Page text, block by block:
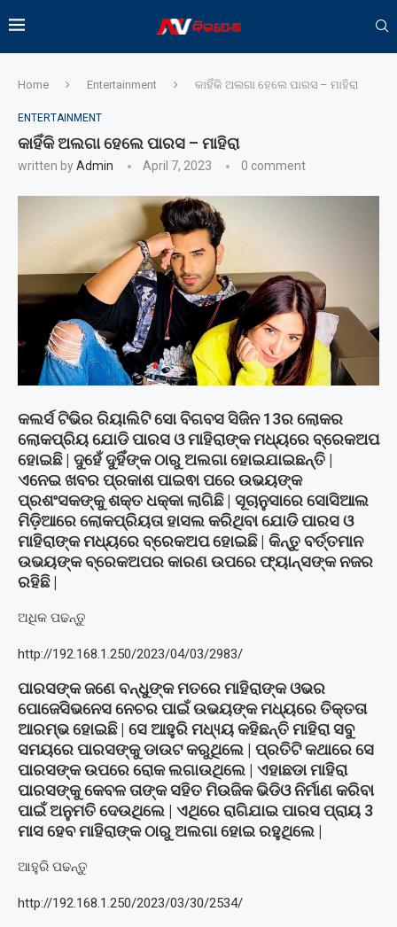
Home Entertainment କାହିଁକି ଅଲଗା ହେଲେ ପାରସ – ମାହିରା
ENTERTAINMENT
କାହିଁକି ଅଲଗା ହେଲେ ପାରସ – ମାହିରା
written byAdmin April 7, 2023 0 comment
କଲର୍ସ ଟିଭିର ରିୟାଲିଟି ସୋ ବିଗବସ ସିଜିନ 13ର ଲୋକର
ଲୋକପ୍ରିୟ ଯୋଡି ପାରସ ଓ ମାହିରାଙ୍କ ମଧ୍ୟରେ ବ୍ରେକଅପ
ହୋଇଛି | ଦୁହେଁ ଦୁହିଁଙ୍କ ଠାରୁ ଅଲଗା ହୋଇଯାଇଛନ୍ତି |
ଏନେଇ ଖବର ପ୍ରକାଶ ପାଇଵା ପରେ ଉଭୟଙ୍କ
ପ୍ରଶଂସକଙ୍କୁ ଶକ୍ତ ଧକ୍କା ଲାଗିଛି | ସୂଚାନୁସାରେ ସୋସିଆଲ
ମିଡ଼ିଆରେ ଲୋକପ୍ରିୟତା ହାସଲ କରିଥିବା ଯୋଡି ପାରସ ଓ
ମାହିରାଙ୍କ ମଧ୍ୟରେ ବ୍ରେକଅପ ହୋଇଛି | କିନ୍ତୁ ବର୍ତ୍ତମାନ
ଉଭୟଙ୍କ ବ୍ରେକଅପର କାରଣ ଉପରେ ଫ୍ୟାନ୍ସଙ୍କ ନଜର
ରହିଛି |
ଅଧିକ ପଢନ୍ତୁ
http://192.168.1.250/2023/04/03/2983/
ପାରସଙ୍କ ଜଣେ ବନ୍ଧୁଙ୍କ ମତରେ ମାହିରାଙ୍କ ଓଭର
ପୋଜେସିଭନେସ ନେଚର ପାଇଁ ଉଭୟଙ୍କ ମଧ୍ୟରେ ତିକ୍ତତା
ଆରମ୍ଭ ହୋଇଛି | ସେ ଆହୁରି ମଧ୍ୟ୍ୟ କହିଛନ୍ତି ମାହିରା ସବୁ
ସମୟରେ ପାରସଙ୍କୁ ଡାଉଟ କରୁଥିଲେ | ପ୍ରତିଟି କଥାରେ ସେ
ପାରସଙ୍କ ଉପରେ ରୋକ ଲଗାଉଥିଲେ | ଏହାଛଡା ମାହିରା
ପାରସଙ୍କୁ କେବଳ ତାଙ୍କ ସହିତ ମିଉଜିକ ଭିଡିଓ ନିର୍ମାଣ କରିବା
ପାଇଁ ଅନୁମତି ଦେଉଥିଲେ | ଏଥିରେ ରାଗିଯାଇ ପାରସ ପ୍ରାୟ 3
ମାସ ହେବ ମାହିରାଙ୍କ ଠାରୁ ଅଲଗା ହୋଇ ରହୁଥିଲେ |
ଆହୁରି ପଢନ୍ତୁ
http://192.168.1.250/2023/03/30/2534/